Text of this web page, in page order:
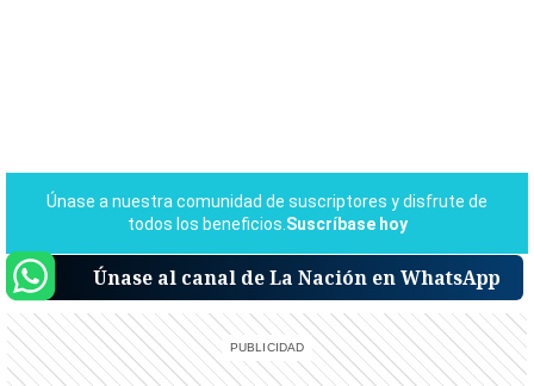
Únase al canal de La Nación en WhatsApp